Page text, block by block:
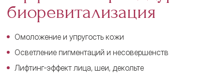
биоревитализация
Омоложение и упругость кожи
Осветление пигментаций и несовершенств
Лифтинг-эффект лица, шеи, декольте